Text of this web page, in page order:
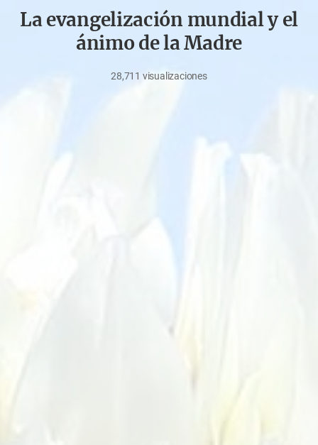
La evangelización mundial y el
ánimo de la Madre
octubre
28,711 visualizaciones